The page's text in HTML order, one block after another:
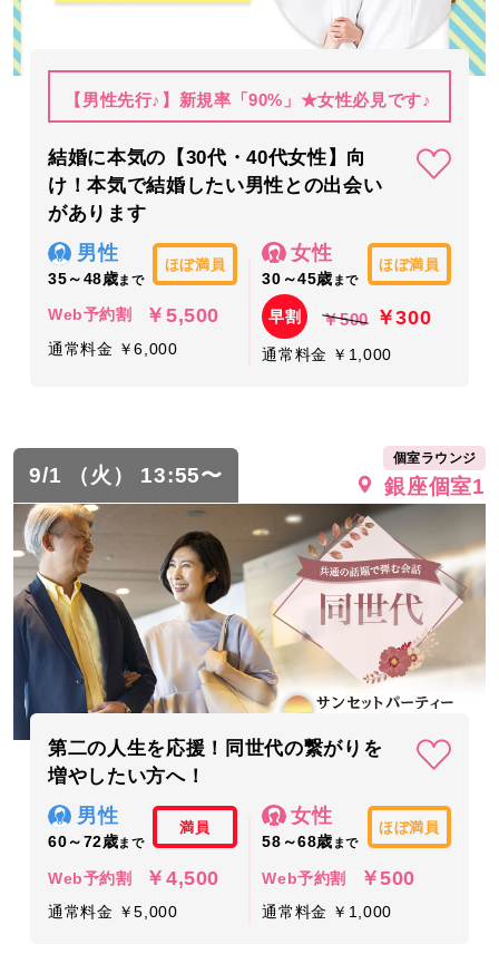
【男性先行♪】新規率「90%」★女性必見です♪
結婚に本気の【30代・40代女性】向
け！本気で結婚したい男性との出会い
があります
男性
35～48歳まで
ほぼ満員
Web予約割 ￥5,500
通常料金 ￥6,000
女性
30～45歳 まで
ほぼ満員
早割 ￥500 ￥300
通常料金 ￥1,000
9/1 （火） 13:55〜
個室ラウンジ
銀座個室1
第二の人生を応援！同世代の繋がりを
増やしたい方へ！
男性
60～72歳まで
満員
Web予約割 ￥4,500
通常料金 ￥5,000
女性
58～68歳 まで
ほぼ満員
Web予約割 ￥500
通常料金 ￥1,000